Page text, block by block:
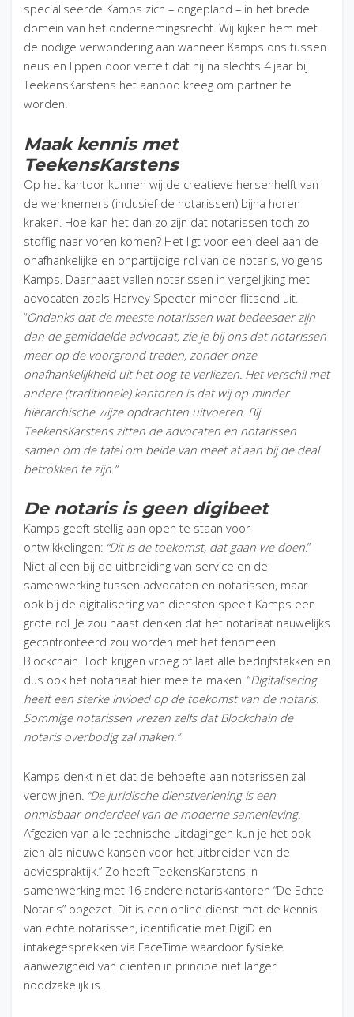
specialiseerde Kamps zich – ongepland – in het brede
domein van het ondernemingsrecht. Wij kijken hem met
de nodige verwondering aan wanneer Kamps ons tussen
neus en lippen door vertelt dat hij na slechts 4 jaar bij
TeekensKarstens het aanbod kreeg om partner te
worden.
Maak kennis met
TeekensKarstens
Op het kantoor kunnen wij de creatieve hersenhelft van
de werknemers (inclusief de notarissen) bijna horen
kraken. Hoe kan het dan zo zijn dat notarissen toch zo
stoffig naar voren komen? Het ligt voor een deel aan de
onafhankelijke en onpartijdige rol van de notaris, volgens
Kamps. Daarnaast vallen notarissen in vergelijking met
advocaten zoals Harvey Specter minder flitsend uit.
“Ondanks dat de meeste notarissen wat bedeesder zijn
dan de gemiddelde advocaat, zie je bij ons dat notarissen
meer op de voorgrond treden, zonder onze
onafhankelijkheid uit het oog te verliezen. Het verschil met
andere (traditionele) kantoren is dat wij op minder
hiërarchische wijze opdrachten uitvoeren. Bij
TeekensKarstens zitten de advocaten en notarissen
samen om de tafel om beide van meet af aan bij de deal
betrokken te zijn.”
De notaris is geen digibeet
Kamps geeft stellig aan open te staan voor
ontwikkelingen: “Dit is de toekomst, dat gaan we doen.”
Niet alleen bij de uitbreiding van service en de
samenwerking tussen advocaten en notarissen, maar
ook bij de digitalisering van diensten speelt Kamps een
grote rol. Je zou haast denken dat het notariaat nauwelijks
geconfronteerd zou worden met het fenomeen
Blockchain. Toch krijgen vroeg of laat alle bedrijfstakken en
dus ook het notariaat hier mee te maken. “Digitalisering
heeft een sterke invloed op de toekomst van de notaris.
Sommige notarissen vrezen zelfs dat Blockchain de
notaris overbodig zal maken.”
Kamps denkt niet dat de behoefte aan notarissen zal
verdwijnen. “De juridische dienstverlening is een
onmisbaar onderdeel van de moderne samenleving.
Afgezien van alle technische uitdagingen kun je het ook
zien als nieuwe kansen voor het uitbreiden van de
adviespraktijk.” Zo heeft TeekensKarstens in
samenwerking met 16 andere notariskantoren “De Echte
Notaris” opgezet. Dit is een online dienst met de kennis
van echte notarissen, identificatie met DigiD en
intakegesprekken via FaceTime waardoor fysieke
aanwezigheid van cliënten in principe niet langer
noodzakelijk is.